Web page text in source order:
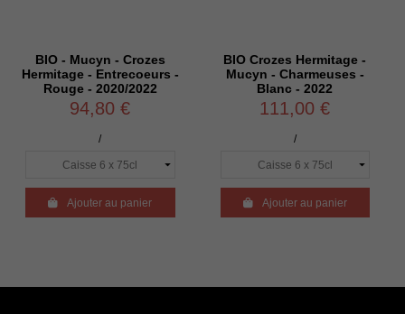
Mucyn - Crozes
- Entrecoeurs -
- 2020/2022
Ajouter au panier
BIO Crozes Hermitage -
Mucyn - Charmeuses -
Blanc - 2022
111,00 €
Ajouter au panier
BIO -
Mucyn -